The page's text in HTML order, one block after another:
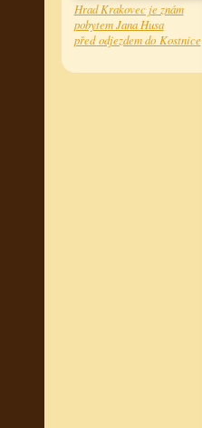
Hrad Krakovec je znám
pobytem Jana Husa
před odjezdem do Kostnice